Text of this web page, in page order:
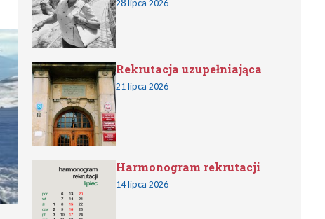
28 lipca 2026
Rekrutacja uzupełniająca
21 lipca 2026
Harmonogram rekrutacji
14 lipca 2026